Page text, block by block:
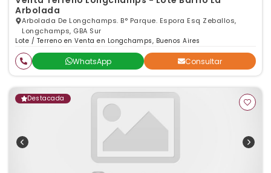
Arbolada
Arbolada De Longchamps. B° Parque. Espora Esq Zeballos,
Longchamps, GBA Sur
Lote / Terreno en Venta en Longchamps, Buenos Aires
WhatsApp Consultar
Destacada